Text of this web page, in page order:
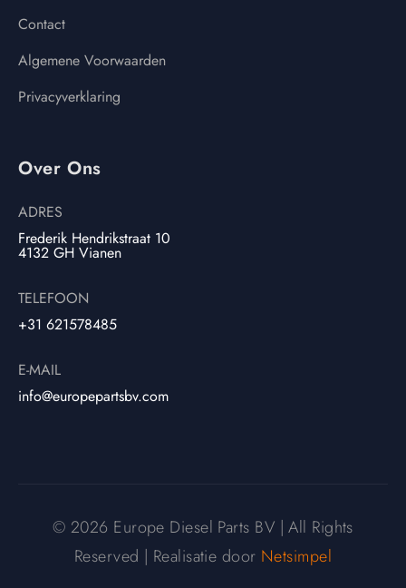
Contact
Algemene Voorwaarden
Privacyverklaring
Over Ons
ADRES
Frederik Hendrikstraat 10
4132 GH Vianen
TELEFOON
+31 621578485
E-MAIL
info@europepartsbv.com
© 2026 Europe Diesel Parts BV | All Rights
Reserved | Realisatie door Netsimpel